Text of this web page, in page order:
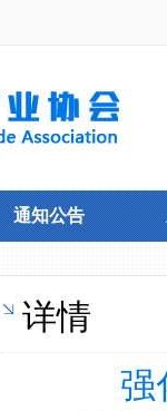
通知公告
详情
强